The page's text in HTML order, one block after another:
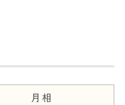
月相